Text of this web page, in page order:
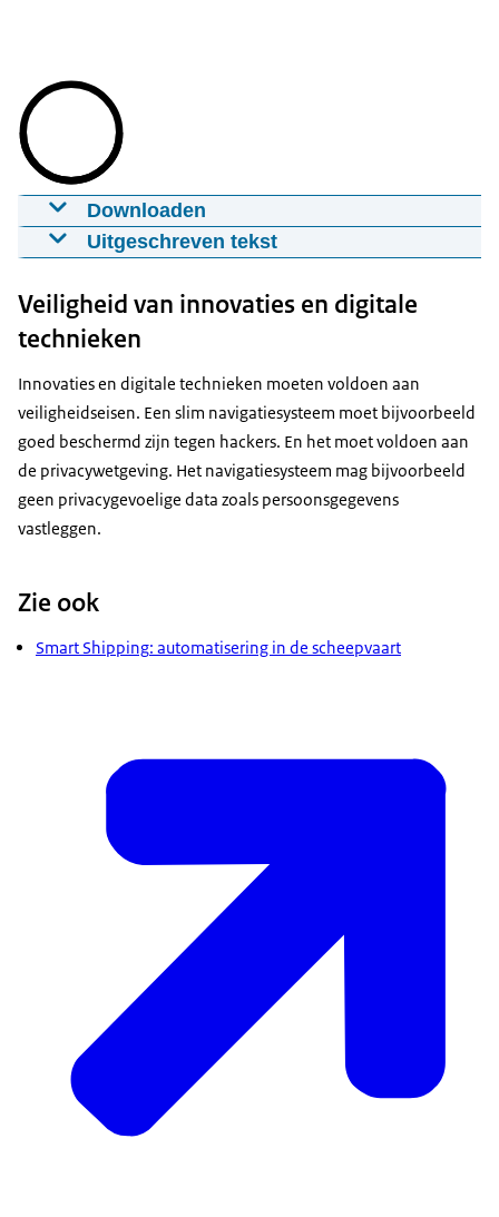
Downloaden
Video: Een nieuw meldloket voor
zeehavenbezoeken
02-02-2026 00:03:32
Download
Ondertiteling
Download
Audiobeschrijving
Uitgeschreven tekst
Het bezoek van een haven is eigenlijk het
binnenlopen...
het verblijven en het vertrekken uit een haven.
En voor zo'n bezoek moet een agent of een
kapitein heel veel gegevens aanleveren...
Doet hij die melding niet?
gegevens...
dus een ongelooflijk groot aantal en is heel veel
administratief werk.
In de Europese havens lopen er jaarlijks enorm
veel schepen binnen...
en in Rotterdam zijn dat alleen al per jaar 30.000
schepen.
Veiligheid van innovaties en digitale
technieken
Innovaties en digitale technieken moeten voldoen aan
veiligheidseisen. Een slim navigatiesysteem moet bijvoorbeeld
goed beschermd zijn tegen hackers. En het moet voldoen aan
de privacywetgeving. Het navigatiesysteem mag bijvoorbeeld
geen privacygevoelige data zoals persoonsgegevens
vastleggen.
Zie ook
Smart Shipping: automatisering in de scheepvaart